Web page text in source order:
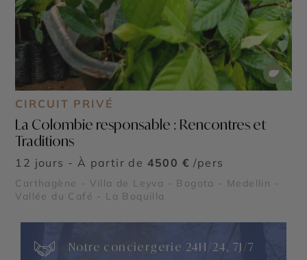
CIRCUIT PRIVÉ
La Colombie responsable : Rencontres et
Traditions
12 jours - À partir de 4500 € /pers
Carthagène - Villa de Leyva - Bogota - Medellin -
Vallée du Café - La Boquilla
Notre conciergerie 24H/24, 7J/7